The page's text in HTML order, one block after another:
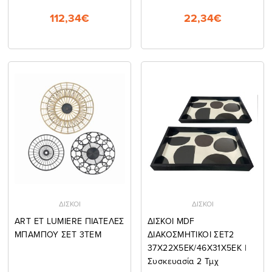
112,34€ 22,34€
ΔΙΣΚΟΙ
ART ET LUMIERE ΠΙΑΤΕΛΕΣ
ΜΠΑΜΠΟΥ ΣΕΤ 3ΤΕΜ
ΔΙΣΚΟΙ
ΔΙΣΚΟΙ MDF
ΔΙΑΚΟΣΜΗΤΙΚΟΙ ΣΕΤ2
37Χ22Χ5ΕΚ/46Χ31Χ5ΕΚ |
Συσκευασία 2 Τμχ